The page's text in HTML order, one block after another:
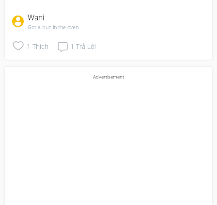
Wani
Got a bun in the oven
1 Thích 1 Trả Lời